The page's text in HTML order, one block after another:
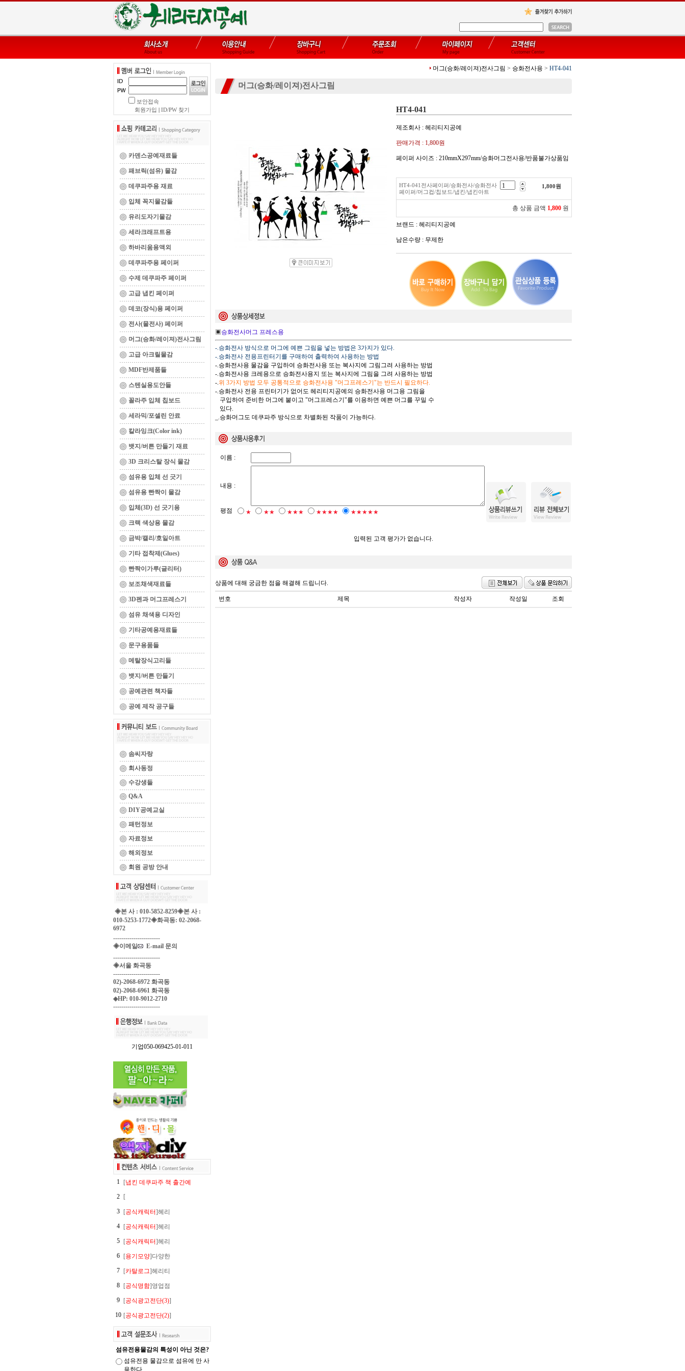
보안접속
회원가입
ID/PW 찾기
카덴스공예재료들
패브릭(섬유) 물감
데쿠파주용 재료
입체 꼭지물감들
유리도자기물감
세라크래프트용
하바리움용액외
데쿠파주용 페이퍼
수제 데쿠파주 페이퍼
고급 냅킨 페이퍼
데코(장식)용 페이퍼
전사(물전사) 페이퍼
머그(승화/레이져)전사그림
고급 아크릴물감
MDF반제품들
스텐실용도안들
꼴라주 입체 칩보드
세라믹/포셀린 안료
칼라잉크(Color ink)
뱃지/버튼 만들기 재료
3D 크리스탈 장식 물감
섬유용 입체 선 긋기
섬유용 빤짝이 물감
입체(3D) 선 긋기용
크랙 색상용 물감
금박/캘리/호일아트
기타 접착제(Glues)
빤짝이가루(글리터)
보조채색재료들
3D펜과 머그프레스기
섬유 채색용 디자인
기타공예용재료들
문구용품들
메탈장식고리들
뱃지/버튼 만들기
공예관련 책자들
공예 제작 공구들
솜씨자랑
회사동정
수강생들
Q&A
DIY공예교실
패턴정보
자료정보
해외정보
회원 공방 안내
◈본 사 : 010-5852-8259◈본 사 :
010-5253-1772◈화곡동: 02-2068-
6972
-----------------------
◈이메일
E-mail 문의
-----------------------
◈서울 화곡동
-----------------------
02)-2068-6972 화곡동
02)-2068-6961 화곡동
◈HP: 010-9012-2710
-----------------------
기업050-069425-01-011
1 [냅킨 데쿠파주 책 출간예
2
[
3 [공식캐릭터]헤리
4
[공식캐릭터]헤리
5
[공식캐릭터]헤리
6
[용기모양]다양한
7
[카탈로그]헤리티
8
[공식명함]영업점
9
[공식광고전단(3)]
10 [공식광고전단(2)]
섬유전용물감의 특성이 아닌 것은?
섬유전용 물감으로 섬유에 만 사
용한다.
머그(승화/레이져)전사그림 > 승화전사용 > HT4-041
머그(승화/레이져)전사그림
HT4-041
제조회사 : 헤리티지공예
판매가격 : 1,800원
페이퍼 사이즈 : 210mmX297mm/승화머그전사용/반품불가상품임
HT4-041전사페이퍼/승화전사/승화전사
페이퍼/머그컵/칩보드/냅킨/냅킨아트
1,800원
총 상품 금액 1,800 원
브랜드 : 헤리티지공예
남은수량 : 무제한
▣ 승화전사머그 프레스용
-.승화전사 방식으로 머그에 예쁜 그림을 넣는 방법은 3가지가 있다.
-.승화전사 전용프린터기를 구매하여 출력하여 사용하는 방법
-.승화전사용 물감을 구입하여 승화전사용 또는 복사지에 그림그려 사용하는 방법
-.승화전사용 크레용으로 승화전사용지 또는 복사지에 그림을 그려 사용하는 방법
-.위 3가지 방법 모두 공통적으로 승화전사용 "머그프레스기"는 반드시 필요하다.
-.승화전사 전용 프린터기가 없어도 헤리티지공예의 승화전사용 머그용 그림을
구입하여 준비한 머그에 붙이고 "머그프레스기"를 이용하면 예쁜 머그를 꾸밀 수
있다.
_.승화머그도 데쿠파주 방식으로 차별화된 작품이 가능하다.
이름 :
내용 :
평점 ★ ★★ ★★★ ★★★★ ★★★★★
입력된 고객 평가가 없습니다.
상품에 대해 궁금한 점을 해결해 드립니다.
번호 제목 작성자 작성일 조회